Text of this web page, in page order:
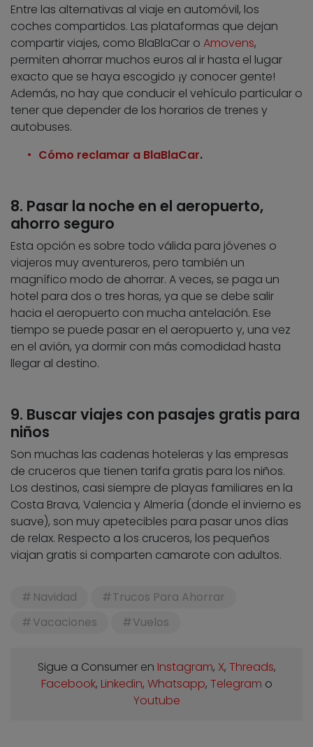
Entre las alternativas al viaje en automóvil, los
coches compartidos. Las plataformas que dejan
compartir viajes, como BlaBlaCar o Amovens,
permiten ahorrar muchos euros al ir hasta el lugar
exacto que se haya escogido ¡y conocer gente!
Además, no hay que conducir el vehículo particular o
tener que depender de los horarios de trenes y
autobuses.
Cómo reclamar a BlaBlaCar.
8. Pasar la noche en el aeropuerto,
ahorro seguro
Esta opción es sobre todo válida para jóvenes o
viajeros muy aventureros, pero también un
magnífico modo de ahorrar. A veces, se paga un
hotel para dos o tres horas, ya que se debe salir
hacia el aeropuerto con mucha antelación. Ese
tiempo se puede pasar en el aeropuerto y, una vez
en el avión, ya dormir con más comodidad hasta
llegar al destino.
9. Buscar viajes con pasajes gratis para
niños
Son muchas las cadenas hoteleras y las empresas
de cruceros que tienen tarifa gratis para los niños.
Los destinos, casi siempre de playas familiares en la
Costa Brava, Valencia y Almería (donde el invierno es
suave), son muy apetecibles para pasar unos días
de relax. Respecto a los cruceros, los pequeños
viajan gratis si comparten camarote con adultos.
Navidad
Trucos Para Ahorrar
Vacaciones
Vuelos
Sigue a Consumer en Instagram, X, Threads,
Facebook, Linkedin, Whatsapp, Telegram o
Youtube